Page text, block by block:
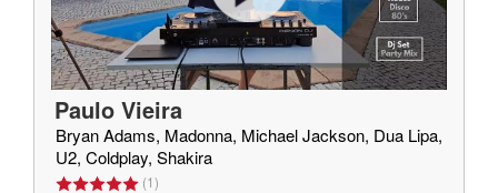
Paulo Vieira
Bryan Adams, Madonna, Michael Jackson, Dua Lipa,
U2, Coldplay, Shakira
(1)